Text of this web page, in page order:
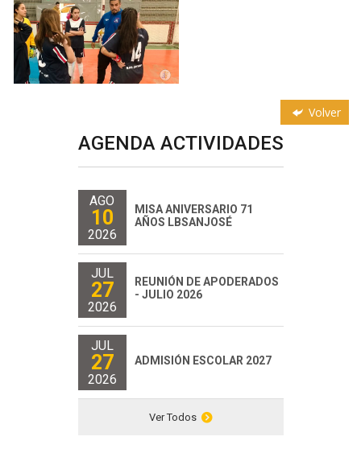
Volver
AGENDA ACTIVIDADES
AGO
10
2026
MISA ANIVERSARIO 71
AÑOS LBSANJOSÉ
JUL
27
2026
REUNIÓN DE APODERADOS
- JULIO 2026
JUL
27
2026
ADMISIÓN ESCOLAR 2027
Ver Todos